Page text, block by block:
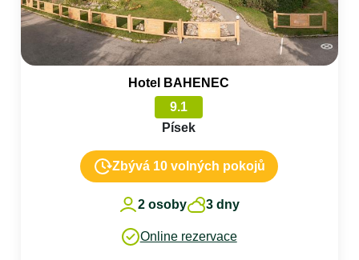
Hotel BAHENEC
9.1
Písek
Zbývá 10 volných pokojů
2 osoby 3 dny
Online rezervace